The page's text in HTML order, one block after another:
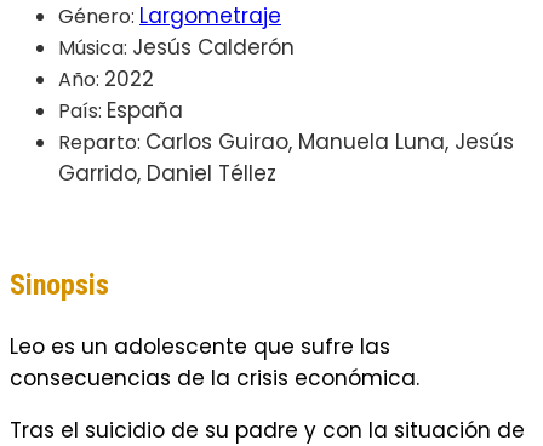
Género: Largometraje
Música: Jesús Calderón
Año: 2022
País: España
Reparto: Carlos Guirao, Manuela Luna, Jesús
Garrido, Daniel Téllez
Sinopsis
Leo es un adolescente que sufre las
consecuencias de la crisis económica.
Tras el suicidio de su padre y con la situación de